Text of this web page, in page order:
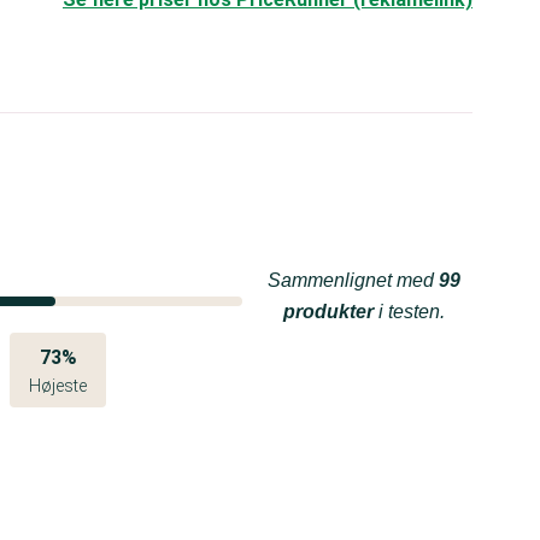
73%
Højeste
Sammenlignet med99
produkteri testen.